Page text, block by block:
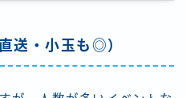
送・小玉も◎）